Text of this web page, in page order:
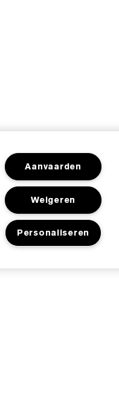
Aanvaarden
Weigeren
Personaliseren